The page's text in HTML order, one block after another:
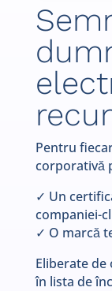
Pentru
corporativă
✓ Un
companiei-
✓ O marcă
Eliberate
în lista de